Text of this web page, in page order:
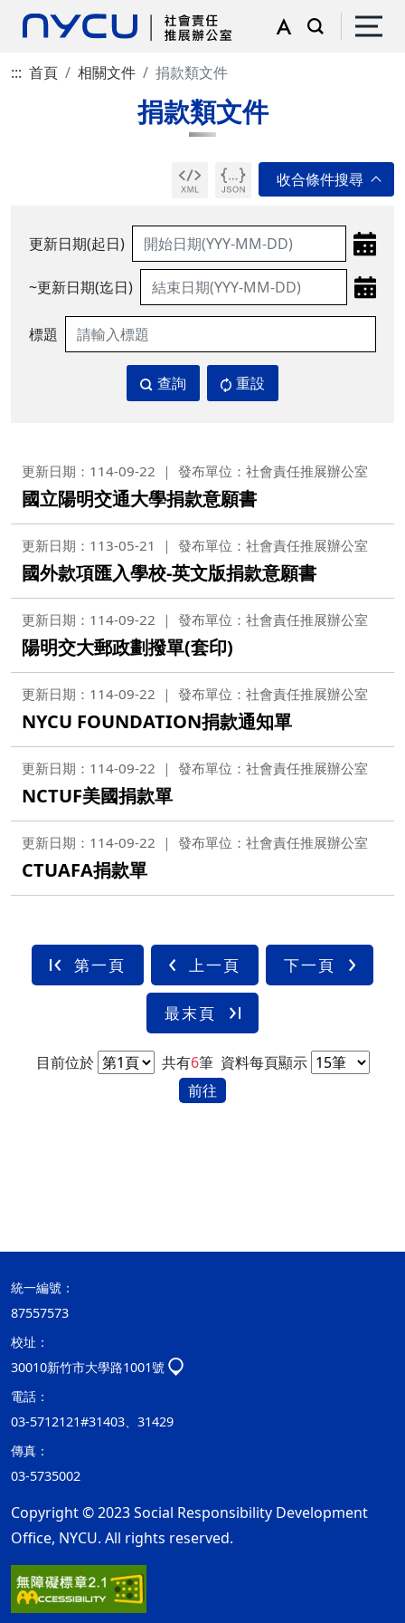
::: 首頁 相關文件 捐款類文件
捐款類文件
更新日期(起日)
~更新日期(迄日)
標題
查詢 重設
更新日期：114-09-22 發布單位：社會責任推展辦公室
國立陽明交通大學捐款意願書
更新日期：113-05-21 發布單位：社會責任推展辦公室
國外款項匯入學校-英文版捐款意願書
更新日期：114-09-22 發布單位：社會責任推展辦公室
陽明交大郵政劃撥單(套印)
更新日期：114-09-22 發布單位：社會責任推展辦公室
NYCU FOUNDATION捐款通知單
更新日期：114-09-22 發布單位：社會責任推展辦公室
NCTUF美國捐款單
更新日期：114-09-22 發布單位：社會責任推展辦公室
CTUAFA捐款單
第一頁 上一頁 下一頁
最末頁
目前位於 共有6筆 資料每頁顯示
前往
統一編號：
87557573
校址：
30010新竹市大學路1001號
電話：
03-5712121#31403、31429
傳真：
03-5735002
Copyright © 2023 Social Responsibility Development
Office, NYCU. All rights reserved.